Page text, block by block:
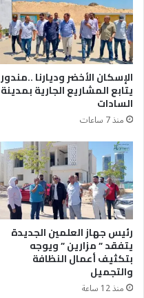
الإسكان الأخضر وديارنا ..مندور
يتابع المشاريع الجارية بمدينة
السادات
منذ 7 ساعات
رئيس جهاز العلمين الجديدة
يتفقد ” مزارين ” ويوجه
بتكثيف أعمال النظافة
والتجميل
منذ 12 ساعة